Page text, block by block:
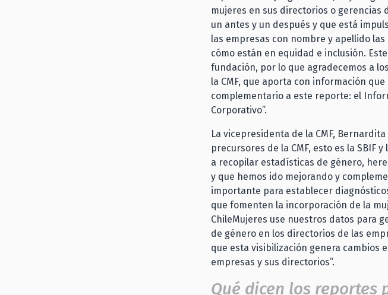
mujeres en sus directorios o
un antes y un después y que está
las empresas con nombre y apellido
cómo están en equidad e inclusión.
fundación, por lo que agradecemos a
la CMF, que aporta con información
complementario a este reporte: el
Corporativo”.
La vicepresidenta de la CMF,
precursores de la CMF, esto es la SBIF
a recopilar estadísticas de género,
y que hemos ido mejorando y
importante para establecer
que fomenten la incorporación de la
ChileMujeres use nuestros datos para
de género en los directorios de las
que esta visibilización genera cambios
empresas y sus directorios”.
Qué dicen los reportes